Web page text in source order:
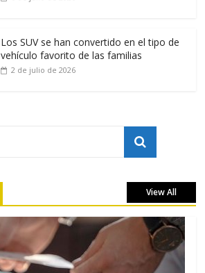
Los SUV se han convertido en el tipo de
vehículo favorito de las familias
2 de julio de 2026
View All